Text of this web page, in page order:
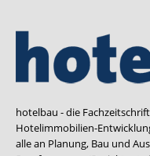
hotelbau - die
Hotelimmobilien-
alle an Planung, Bau und